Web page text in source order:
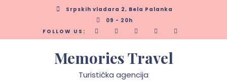
Srpskih vladara 2, Bela Palanka
09 - 20h
FOLLOW US:
Memories Travel
Turistička agencija